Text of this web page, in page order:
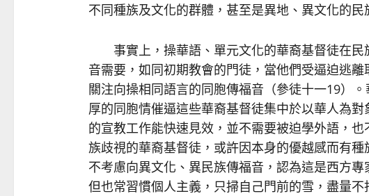
不同種族及文化的群體，甚至是異地、異文化的民
事實上，操華語、單元文化的華裔基督徒在民
音需要，如同初期教會的門徒，當他們受逼迫逃
關注向操相同語言的同胞傳福音（參徒十一19）
厚的同胞情催逼這些華裔基督徒集中於以華人為
的宣教工作能快速見效，並不需要被迫學外語，
族歧視的華裔基督徒，或許因本身的優越感而有
不考慮向異文化、異民族傳福音，認為這是西方
但也常習慣個人主義，只掃自己門前的雪，盡量不